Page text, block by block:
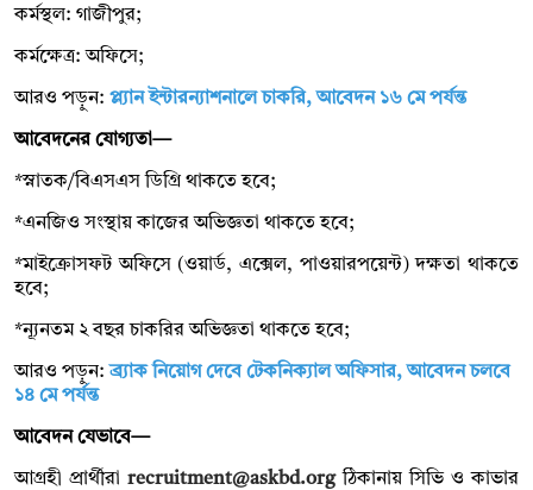
কর্মস্থল: গাজীপুর;
কর্মক্ষেত্র: অফিসে;
আরও পড়ুন: প্ল্যান ইন্টারন্যাশনালে চাকরি, আবেদন ১৬ মে পর্যন্ত
আবেদনের যোগ্যতা—
*স্নাতক/বিএসএস ডিগ্রি থাকতে হবে;
*এনজিও সংস্থায় কাজের অভিজ্ঞতা থাকতে হবে;
*মাইক্রোসফট অফিসে (ওয়ার্ড, এক্সেল, পাওয়ারপয়েন্ট) দক্ষতা থাকতে
হবে;
*ন্যূনতম ২ বছর চাকরির অভিজ্ঞতা থাকতে হবে;
আরও পড়ুন: ব্র্যাক নিয়োগ দেবে টেকনিক্যাল অফিসার, আবেদন চলবে
১৪ মে পর্যন্ত
আবেদন যেভাবে—
আগ্রহী প্রার্থীরাrecruitment@askbd.orgঠিকানায় সিভি ও কাভার